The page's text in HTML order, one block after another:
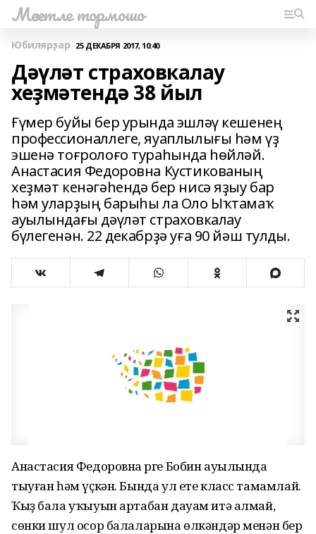
Мәсетле тормошо
Юбилярҙар 25 ДЕКАБРЯ 2017, 10:40
Дәүләт страховкалау
хеҙмәтендә 38 йыл
Ғүмер буйы бер урында эшләү кешенең
профессионаллеге, яуаплылығы һәм үҙ
эшенә тоғролоғо тураһында һөйләй.
Анастасия Федоровна Кустикованың
хеҙмәт кенәгәһендә бер нисә яҙыу бар
һәм уларҙың барыһы ла Оло Ыҡтамаҡ
ауылындағы дәүләт страховкалау
бүлегенән. 22 декабрҙә уға 90 йәш тулды.
Анастасия Федоровна Үрге Бобин ауылында
тыуған һәм үҫкән. Бында ул ете класс тамамлай.
Ҡыҙ бала уҡыуын артабан дауам итә алмай,
сөнки шул осор балаларына өлкәндәр менән бер